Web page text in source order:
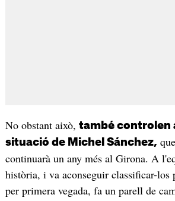
No obstant això, també controlen
situació de Michel Sánchez,
continuarà un any més al Girona. A
història, i va aconseguir classificar-los
per primera vegada, fa un parell de